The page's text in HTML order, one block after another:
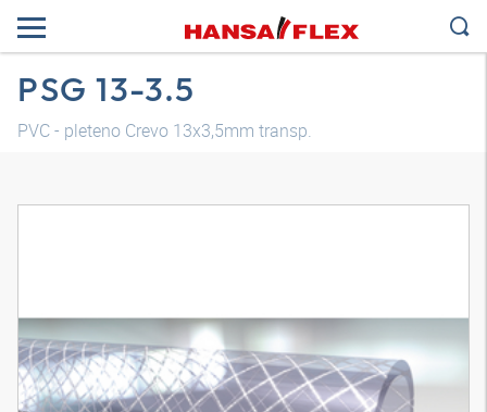
PSG 13-3.5
PVC - pleteno Crevo 13x3,5mm transp.